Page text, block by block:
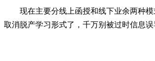
现在主要分线上函授和线下业余两种
取消脱产学习形式了，千万别被过时信息误